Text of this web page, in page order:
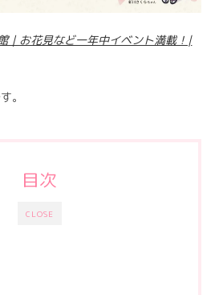
｜お花見など一年中イベント満載！|
。
CLOSE
目次